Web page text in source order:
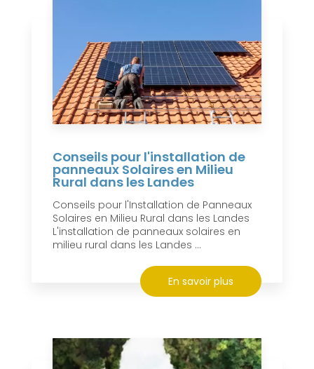
Conseils pour l'installation de
panneaux Solaires en Milieu
Rural dans les Landes
Conseils pour l'Installation de Panneaux
Solaires en Milieu Rural dans les Landes
L'installation de panneaux solaires en
milieu rural dans les Landes ...
En savoir plus